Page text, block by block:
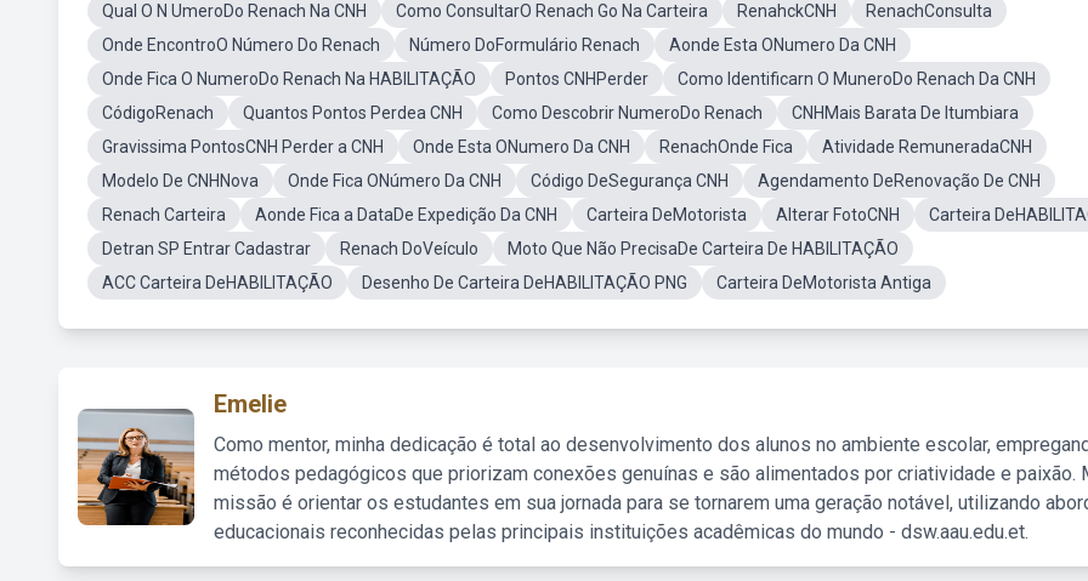
Qual O N UmeroDo Renach Na CNH
Como ConsultarO Renach Go Na Carteira RenahckCNH
RenachConsulta
Onde EncontroO Número Do Renach
Número DoFormulário Renach
Aonde Esta ONumero Da CNH
Onde Fica O NumeroDo Renach Na HABILITAÇÃO
Pontos CNHPerder
Como Identificarn O MuneroDo Renach Da CNH
CódigoRenach
Quantos Pontos Perdea CNH Como Descobrir NumeroDo Renach
CNHMais Barata De Itumbiara
Gravissima PontosCNH Perder a CNH
Onde Esta ONumero Da CNH RenachOnde Fica
Atividade RemuneradaCNH
Modelo De CNHNova
Onde Fica ONúmero Da CNH Código DeSegurança CNH
Agendamento DeRenovação De CNH
Renach Carteira
Aonde Fica a DataDe Expedição Da CNH Carteira DeMotorista Alterar FotoCNH
Carteira
Detran SP Entrar Cadastrar
Renach DoVeículo
Moto Que Não PrecisaDe Carteira De HABILITAÇÃO
ACC Carteira DeHABILITAÇÃO
Desenho De Carteira DeHABILITAÇÃO PNG Carteira DeMotorista Antiga
Emelie
Como mentor, minha dedicação é total ao desenvolvimento dos alunos no ambiente escolar,
métodos pedagógicos que priorizam conexões genuínas e são alimentados por criatividade e paixão.
missão é orientar os estudantes em sua jornada para se tornarem uma geração notável, utilizando
educacionais reconhecidas pelas principais instituições acadêmicas do mundo - dsw.aau.edu.et.